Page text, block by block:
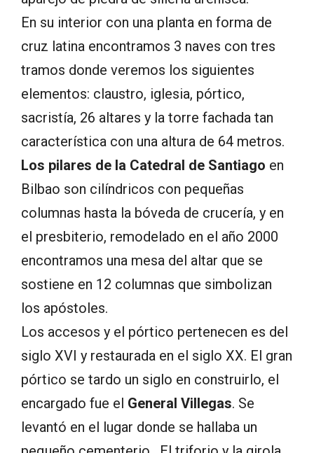
En su interior con una planta en forma de
cruz latina encontramos 3 naves con tres
tramos donde veremos los siguientes
elementos: claustro, iglesia, pórtico,
sacristía, 26 altares y la torre fachada tan
característica con una altura de 64 metros.
Los pilares de la Catedral de Santiago en
Bilbao son cilíndricos con pequeñas
columnas hasta la bóveda de crucería, y en
el presbiterio, remodelado en el año 2000
encontramos una mesa del altar que se
sostiene en 12 columnas que simbolizan
los apóstoles.
Los accesos y el pórtico pertenecen es del
siglo XVI y restaurada en el siglo XX. El gran
pórtico se tardo un siglo en construirlo, el
encargado fue el General Villegas. Se
levantó en el lugar donde se hallaba un